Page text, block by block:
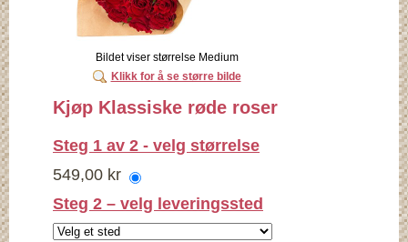
Bildet viser størrelse Medium
Klikk for å se større bilde
Kjøp Klassiske røde roser
Steg 1 av 2 - velg størrelse
549,00 kr
Steg 2 – velg leveringssted